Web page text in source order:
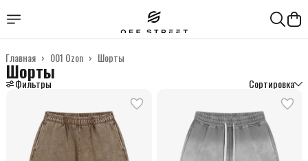
Шорты
001 Ozon ›
Главная ›
Шорты
Фильтры Сортировка